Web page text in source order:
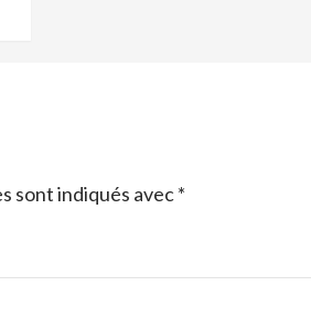
sont indiqués avec*